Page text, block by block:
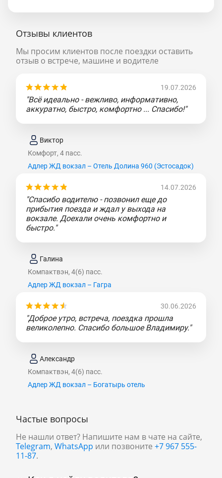
Отзывы клиентов
Мы просим клиентов после поездки оставить
отзыв о встрече, машине и водителе
19.07.2026
"Всё идеально - вежливо, информативно,
аккуратно, быстро, комфортно ... Спасибо!"
Виктор
Комфорт, 4 пасс.
Адлер ЖД вокзал – Отель Долина 960 (Эcтocaдoк)
14.07.2026
"Спасибо водителю - позвонил еще до
прибытия поезда и ждал у выхода на
вокзале. Доехали очень комфортно и
быстро."
Галина
Компактвэн, 4(6) пасс.
Адлер ЖД вокзал – Гагра
30.06.2026
"Доброе утро, встреча, поездка прошла
великолепно. Спасибо большое Владимиру."
Александр
Компактвэн, 4(6) пасс.
Адлер ЖД вокзал – Богатырь отель
Частые вопросы
Не нашли ответ? Напишите нам в чате на сайте,
Telegram, WhatsApp или позвоните +7 967 555-
11-87.